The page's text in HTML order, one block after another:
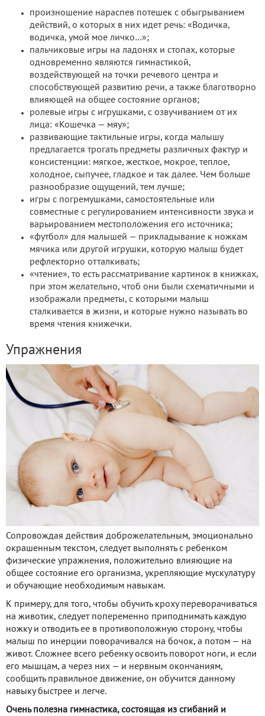
произношение нараспев потешек с обыгрыванием
действий, о которых в них идет речь: «Водичка,
водичка, умой мое личко…»;
пальчиковые игры на ладонях и стопах, которые
одновременно являются гимнастикой,
воздействующей на точки речевого центра и
способствующей развитию речи, а также благотворно
влияющей на общее состояние органов;
ролевые игры с игрушками, с озвучиванием от их
лица: «Кошечка — мяу»;
развивающие тактильные игры, когда малышу
предлагается трогать предметы различных фактур и
консистенции: мягкое, жесткое, мокрое, теплое,
холодное, сыпучее, гладкое и так далее. Чем больше
разнообразие ощущений, тем лучше;
игры с погремушками, самостоятельные или
совместные с регулированием интенсивности звука и
варьированием местоположения его источника;
«футбол» для малышей — прикладывание к ножкам
мячика или другой игрушки, которую малыш будет
рефлекторно отталкивать;
«чтение», то есть рассматривание картинок в книжках,
при этом желательно, чтоб они были схематичными и
изображали предметы, с которыми малыш
сталкивается в жизни, и которые нужно называть во
время чтения книжечки.
Упражнения
Сопровождая действия доброжелательным, эмоционально
окрашенным текстом, следует выполнять с ребенком
физические упражнения, положительно влияющие на
общее состояние его организма, укрепляющие мускулатуру
и обучающие необходимым навыкам.
К примеру, для того, чтобы обучить кроху переворачиваться
на животик, следует попеременно приподнимать каждую
ножку и отводить ее в противоположную сторону, чтобы
малыш по инерции поворачивался на бочок, а потом — на
живот. Сложнее всего ребенку освоить поворот ноги, и если
его мышцам, а через них — и нервным окончаниям,
сообщить правильное движение, он обучится данному
навыку быстрее и легче.
Очень полезна гимнастика, состоящая из сгибаний и